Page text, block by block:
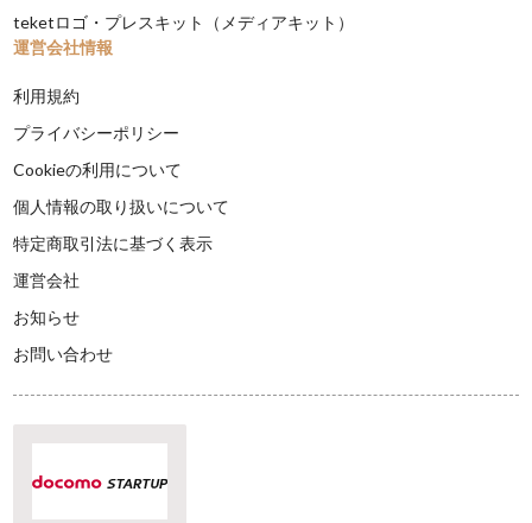
teketロゴ・プレスキット（メディアキット）
運営会社情報
利用規約
プライバシーポリシー
Cookieの利用について
個人情報の取り扱いについて
特定商取引法に基づく表示
運営会社
お知らせ
お問い合わせ